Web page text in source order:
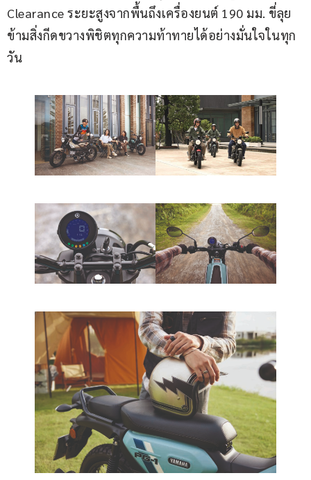
Clearance ระยะสูงจากพื้นถึงเครื่องยนต์ 190 มม. ขี่ลุย
ข้ามสิ่งกีดขวางพิชิตทุกความท้าทายได้อย่างมั่นใจในทุก
วัน